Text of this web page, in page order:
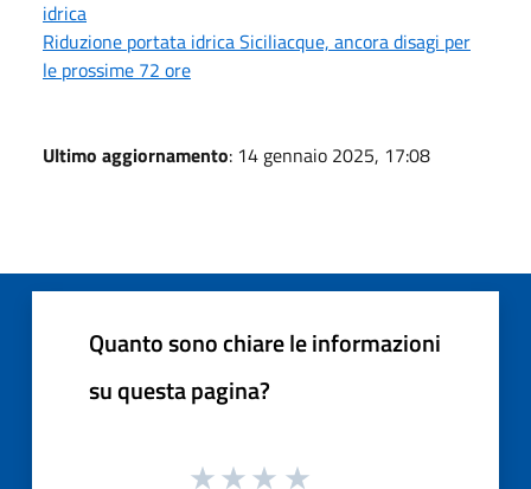
idrica
Riduzione portata idrica Siciliacque, ancora disagi per
le prossime 72 ore
Ultimo aggiornamento: 14 gennaio 2025, 17:08
Quanto sono chiare le informazioni
su questa pagina?